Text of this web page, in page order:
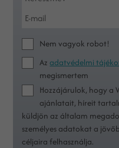
Nem vagyok robot!
Azadatvédelmi
megismertem
Hozzájárulok, hogy a
ajánlatait, híreit
küldjön az általam
személyes adatokat a
céljaira felhasználja.